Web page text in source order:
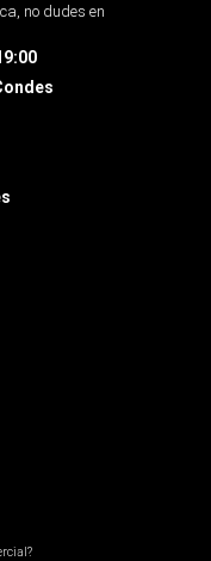
no dudes en